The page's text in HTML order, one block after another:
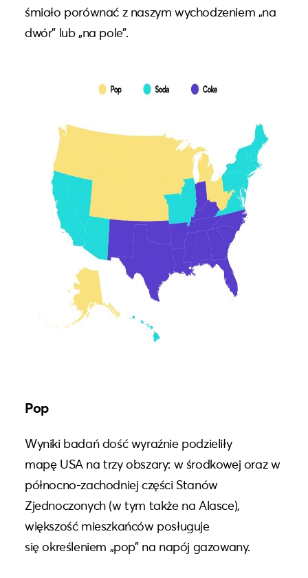
śmiało porównać z naszym wychodzeniem „na
dwór” lub „na pole”.
Pop
Wyniki badań dość wyraźnie podzieliły
mapę USA na trzy obszary: w środkowej oraz w
północno-zachodniej części Stanów
Zjednoczonych (w tym także na Alasce),
większość mieszkańców posługuje
się określeniem „pop” na napój gazowany.